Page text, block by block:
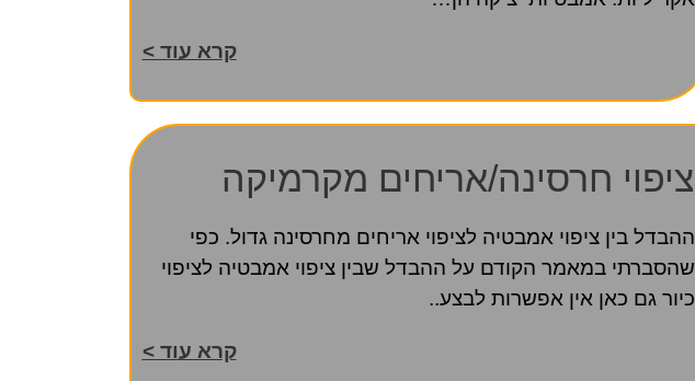
קרא עוד >
ציפוי חרסינה/אריחים מקרמיקה
ההבדל בין ציפוי אמבטיה לציפוי אריחים מחרסינה גדול. כפי
שהסברתי במאמר הקודם על ההבדל שבין ציפוי אמבטיה לציפוי
כיור גם כאן אין אפשרות לבצע..
קרא עוד >